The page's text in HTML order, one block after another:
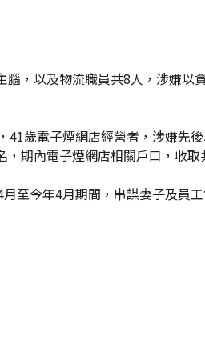
腦，以及物流職員共8人，涉嫌
41歲電子煙網店經營者，涉嫌先
期內電子煙網店相關戶口，收取
至今年4月期間，串謀妻子及員